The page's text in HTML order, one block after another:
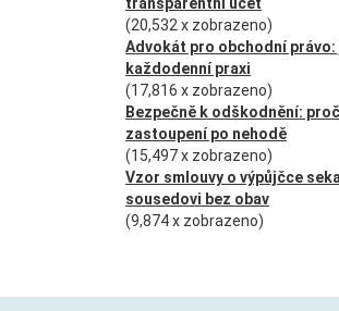
(20,532 x zobrazeno)
Advokát pro obchodní
každodenní praxi
(17,816 x zobrazeno)
Bezpečně k odškodnění:
zastoupení po nehodě
(15,497 x zobrazeno)
Vzor smlouvy o výpůjčce
sousedovi bez obav
(9,874 x zobrazeno)